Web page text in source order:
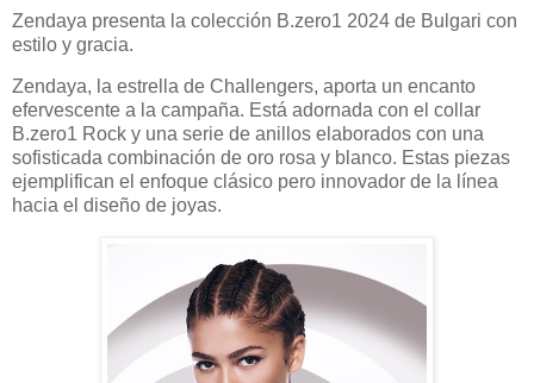
Zendaya presenta la colección B.zero1 2024 de Bulgari con
estilo y gracia.
Zendaya, la estrella de Challengers, aporta un encanto
efervescente a la campaña. Está adornada con el collar
B.zero1 Rock y una serie de anillos elaborados con una
sofisticada combinación de oro rosa y blanco. Estas piezas
ejemplifican el enfoque clásico pero innovador de la línea
hacia el diseño de joyas.